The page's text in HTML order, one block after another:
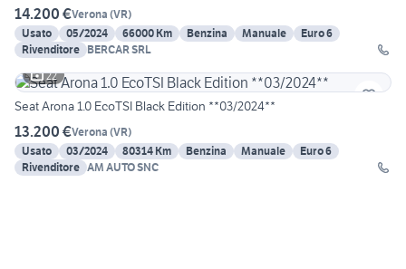
14.200 €Verona (VR)
Usato
05/2024 66000 Km Benzina Manuale
Euro 6
Rivenditore BERCAR SRL
22
Seat Arona 1.0 EcoTSI Black Edition **03/2024**
13.200 €Verona (VR)
Usato
03/2024 80314 Km Benzina Manuale
Euro 6
Rivenditore AM AUTO SNC